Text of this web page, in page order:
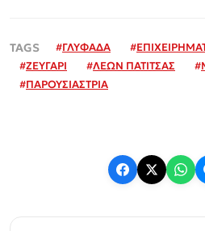
#ΓΛΥΦΑΔΑ #
#ΖΕΥΓΑΡΙ #ΛΕΩΝ ΠΑΤΙΤΣΑΣ #
#ΠΑΡΟΥΣΙΑΣΤΡΙΑ